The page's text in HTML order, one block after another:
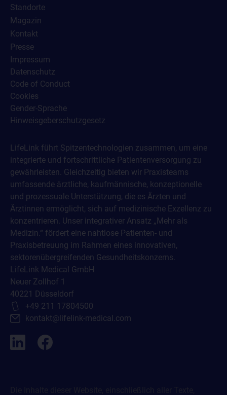
Standorte
Magazin
Kontakt
Presse
Impressum
Datenschutz
Code of Conduct
Cookies
Gender-Sprache
Hinweisgeberschutzgesetz
LifeLink führt Spitzentechnologien zusammen, um eine
integrierte und fortschrittliche Patientenversorgung zu
gewährleisten. Gleichzeitig bieten wir Praxisteams
umfassende ärztliche, kaufmännische, konzeptionelle
und prozessuale Unterstützung, die es Ärzten und
Ärztinnen ermöglicht, sich auf medizinische Exzellenz zu
konzentrieren. Unser integrativer Ansatz „Mehr als
Medizin.“ fördert eine nahtlose Patienten- und
Praxisbetreuung im Rahmen eines innovativen,
sektorenübergreifenden Gesundheitskonzerns.
LifeLink Medical GmbH
Neuer Zollhof 1
40221 Düsseldorf
+49 211 17804500
kontakt@lifelink-medical.com